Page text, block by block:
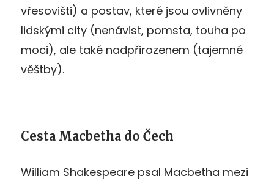
vřesovišti) a postav, které jsou ovlivněny
lidskými city (nenávist, pomsta, touha po
moci), ale také nadpřirozenem (tajemné
věštby).
Cesta Macbetha do Čech
William Shakespeare psal Macbetha mezi